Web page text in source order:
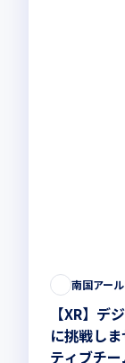
南国アー
【XR】デ
に挑戦し
ティブチ